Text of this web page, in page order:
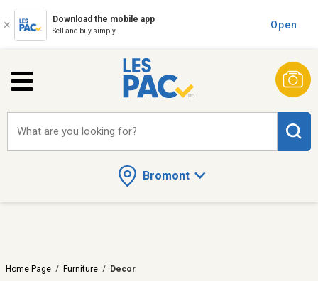
Download the mobile app
Sell and buy simply
Open
Bromont
What are you looking for?
Home Page / Furniture / Decor